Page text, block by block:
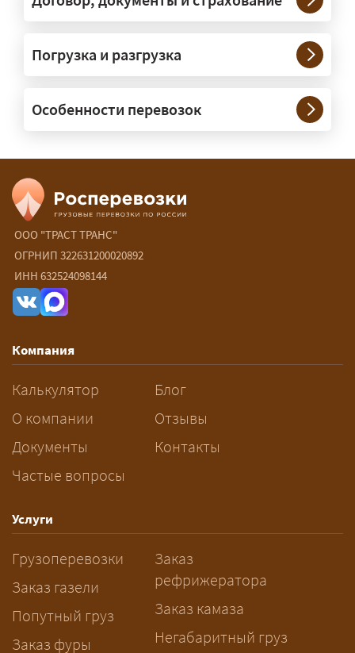
сопровождение?
организуем. Потребность в машинах
прикрытия зависит от габаритов
груза и маршрута; это определяется
Сколько стоит перевозка
негабарита?
— От 90 ₽/км. Точная стоимость
рассчитывается индивидуально:
влияют габариты и вес груза,
разрешений и машин
сопровождения.
За сколько дней заказывать
перевозку негабарита?
— Заранее: только оформление
рабочих дней. Оставьте заявку
заблаговременно — логист
рассчитает маршрут и запустит
подготовку документов.
Погрузка и разгрузка
Особенности перевозок
ООО "ТРАСТ ТРАНС"
ОГРНИП 322631200020892
ИНН 632524098144
Компания
Калькулятор
О компании
Документы
Частые вопросы
Блог
Отзывы
Контакты
Услуги
Грузоперевозки
Заказ газели
Попутный груз
Заказ фуры
Заказ
рефрижератора
Заказ камаза
Негабаритный груз